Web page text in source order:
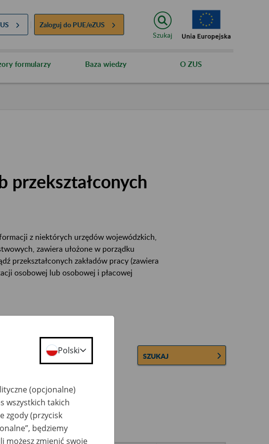
Zaloguj do PUE/eZUS
Szukaj
formularzy Baza wiedzy O ZUS
przekształconych
z niektórych urzędów wojewódzkich,
zawiera ułożone w porządku
przekształconych zakładów pracy (zawiera
osobowej lub osobowej i płacowej
SZUKAJ
Polski
(opcjonalne)
wszystkich takich
zgody (przycisk
będziemy
możesz zmienić swoje